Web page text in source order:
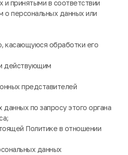
принятыми в соответствии
персональных данных или
касающуюся обработки его
действующим
представителей
по запросу этого органа
Политике в отношении
данных